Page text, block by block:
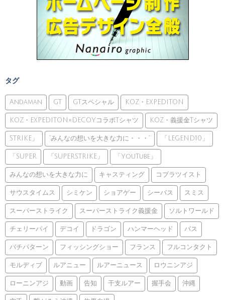
タグ
Andaman GT GTスペシャル KOZ・EXPEDITON
KOZ・EXPEDITON×DECOYコラボTシャツ KOZ・義援金Tシャツ
STRIKE」 ”みんなの想いを大きな力に・・・” 「LEGEND10」
「SUPER 「SUPERSTRIKE」 「YouTube」
みんなの想いを大きな力に キャスティング コブラツイスト
サウスタイムス シミケン ショアゲー シーバス スミス
スーパーストライク スーパーストライク義援金 ソルトワールド
チェリーパイ デコイ ドラゴン ハンマーヘッド バス
バチパターン フィッシングショー フランス フルコンタクト
モルディブ ルアニュー ルアーニュース ロウニンアジ
ローニンアジ 動画 告知 干支ルアー 握手会 沖縄